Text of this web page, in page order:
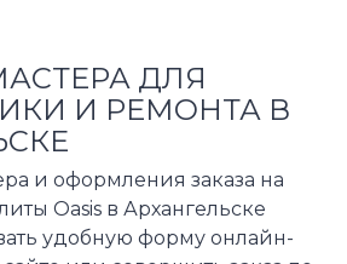
ДЛЯ
И РЕМОНТА В
и оформления заказа на
Oasis в Архангельске
удобную форму онлайн-